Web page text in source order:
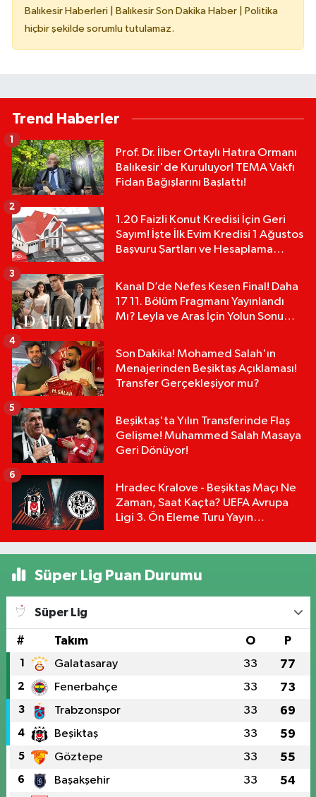
Balıkesir Haberleri | Balıkesir Son Dakika Haber | Politika
hiçbir şekilde sorumlu tutulamaz.
Trend Haberler
Prof. Dr. İlber Ortaylı Hatıra Ormanı
Balıkesir'de Kuruluyor! TEMA Vakfı
Fidan Bağışlarını Başlattı!
1
1.20 Faizli Konut Kredisi İçin Geri
Sayım! İşte İlk Evim Kredisi 1 Ağustos
Başvuru Şartları ve Hesaplama
2
Kanal D’de Nefes Kesen Final! Daha
17 11. Bölüm Fragmanı Yayınlandı
Mı? Leyla ve Aras İçin Yolun Sonu
3
Son Dakika! Mohamed Salah'ın
Menajerinden Beşiktaş Açıklaması!
Transfer Gerçekleşiyor mu?
4
Beşiktaş'ta Yılın Transferinde Flaş
Gelişme! Muhammed Salah Masaya
Geri Dönüyor!
5
Hradec Kralove - Beşiktaş Maçı Ne
Zaman, Saat Kaçta? UEFA Avrupa
Ligi 3. Ön Eleme Turu Yayın
6
Süper Lig Puan Durumu
Süper Lig
# Takım O P
1 Galatasaray 33 77
2 Fenerbahçe 33 73
3 Trabzonspor 33 69
4 Beşiktaş 33 59
5 Göztepe 33 55
6 Başakşehir 33 54